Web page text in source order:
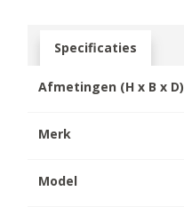
Specificaties
Afmetingen (H x B x D)
Merk
Model